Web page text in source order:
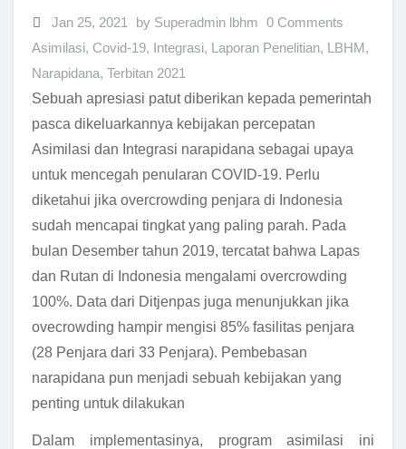
Jan 25, 2021 by Superadmin lbhm 0 Comments
Asimilasi, Covid-19, Integrasi, Laporan Penelitian, LBHM,
Narapidana, Terbitan 2021
Sebuah apresiasi patut diberikan kepada pemerintah
pasca dikeluarkannya kebijakan percepatan
Asimilasi dan Integrasi narapidana sebagai upaya
untuk mencegah penularan COVID-19. Perlu
diketahui jika overcrowding penjara di Indonesia
sudah mencapai tingkat yang paling parah. Pada
bulan Desember tahun 2019, tercatat bahwa Lapas
dan Rutan di Indonesia mengalami overcrowding
100%. Data dari Ditjenpas juga menunjukkan jika
ovecrowding hampir mengisi 85% fasilitas penjara
(28 Penjara dari 33 Penjara). Pembebasan
narapidana pun menjadi sebuah kebijakan yang
penting untuk dilakukan
Dalam implementasinya, program asimilasi ini